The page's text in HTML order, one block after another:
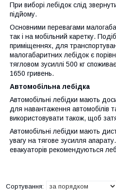
При виборі лебідок слід
підйому.
Основними перевагами
так і на мобільний каретку.
приміщеннях, для
малогабаритних лебідок є
тягловом зусиллі 500 кг
1650 гривень.
Автомобільна лебідка
Автомобільні лебідки мають
для навантаження автомобілів
використовувати також, щоб
Автомобільні лебідки мають
увагу на тягове зусилля
евакуаторів рекомендуються